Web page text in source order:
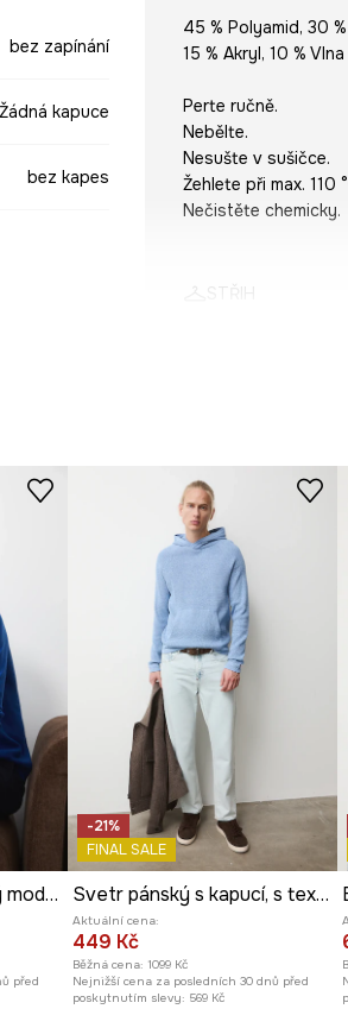
bez zapínání
Žádná kapuce
bez kapes
45 % Polyamid, 30
15 % Akryl, 10 % Vlna
Perte ručně.
Nebělte.
Nesušte v sušičce.
Žehlete při max. 110
Nečistěte chemicky.
STŘIH
ROZMĚRY
Prohlédněte si
Bavlněný svetr pánský modrá barva
před
-21%
FINAL SALE
Svetr pánský s kapucí, s texturou
Aktuální cena:
449 Kč
Běžná cena: 1099 Kč
Nejnižší cena za posledních 30 dnů před
poskytnutím slevy: 569 Kč